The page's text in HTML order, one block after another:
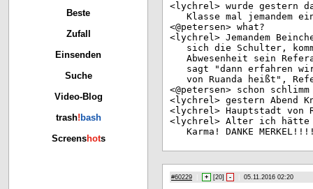
Beste
Zufall
Einsenden
Suche
Video-Blog
trash! bash
Screenshots
<lychrel> wurde
Klasse mal jemandem
<@petersen> what?
<lychrel> Jemandem
sich die Schulter,
Abwesenheit sein
sagt "dann erfahren
von Ruanda heißt",
<@petersen> schon schlimm
<lychrel> gestern Abend
<lychrel> Hauptstadt von
<lychrel> Alter ich hätte
Karma! DANKE
#60229 + [20] - 05.11.2016 02:20